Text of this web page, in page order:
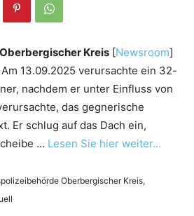
Kreis [Newsroom]
13.09.2025 verursachte ein 32-
nachdem er unter Einfluss von
das gegnerische
Er schlug auf das Dach ein,
… Lesen Sie hier weiter…
Oberbergischer Kreis,